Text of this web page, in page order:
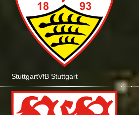
StuttgartVfB Stuttgart
2
: